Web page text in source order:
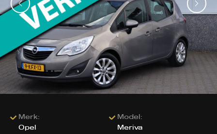
Merk:
Opel
Model:
Meriva